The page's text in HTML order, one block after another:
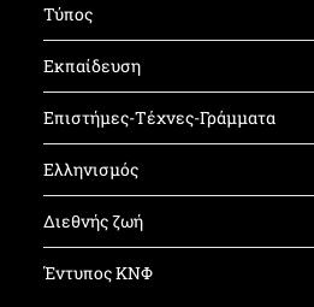
Τύπος
Εκπαίδευση
Επιστήμες-Τέχνες-Γράμματα
Ελληνισμός
Διεθνής ζωή
Έντυπος ΚΝΦ